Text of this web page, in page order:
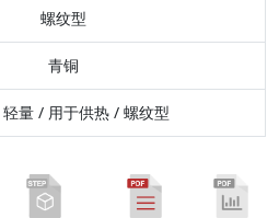
螺纹型
青铜
量 / 用于供热 / 螺纹型